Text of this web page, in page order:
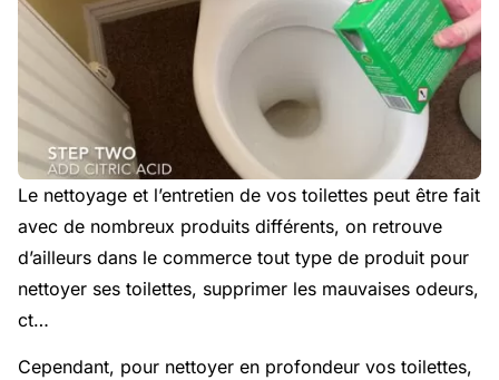
Le nettoyage et l’entretien de vos toilettes peut être fait
avec de nombreux produits différents, on retrouve
d’ailleurs dans le commerce tout type de produit pour
nettoyer ses toilettes, supprimer les mauvaises odeurs,
ct…
Cependant, pour nettoyer en profondeur vos toilettes,